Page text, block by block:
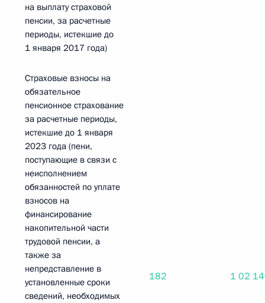
на выплату страховой
пенсии, за расчетные
периоды, истекшие до
1 января 2017 года)
Страховые взносы на
обязательное
пенсионное страхование
за расчетные периоды,
истекшие до 1 января
2023 года (пени,
поступающие в связи с
неисполнением
обязанностей по уплате
взносов на
финансирование
накопительной части
трудовой пенсии, а
также за
непредставление в
установленные сроки
сведений, необходимых
182 1 02